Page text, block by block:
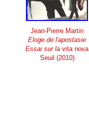
Jean-Pierre Martin
Eloge de l'apostasie
Essai sur la vita nova
Seuil (2010)